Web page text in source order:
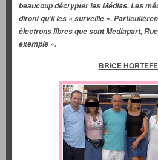
beaucoup décrypter les Médias. Les
diront qu’il les « surveille ».
électrons libres que sont Mediapart,
exemple ».
BRICE